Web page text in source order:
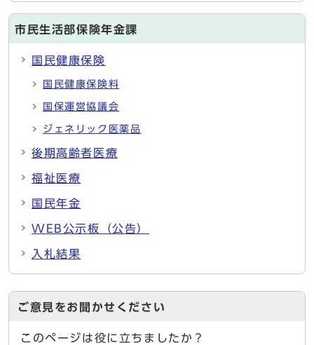
市民生活部保険年金課
国民健康保険
国民健康保険料
国保運営協議会
ジェネリック医薬品
後期高齢者医療
福祉医療
国民年金
WEB公示板（公告）
入札結果
ご意見をお聞かせください
このページは役に立ちましたか？